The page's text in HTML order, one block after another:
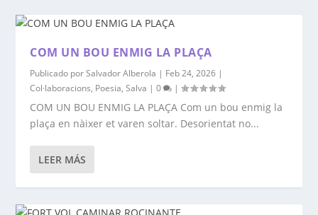
COM UN BOU ENMIG LA PLAÇA
Publicado porSalvador Alberola | Feb 24, 2026 |
Col·laboracions, Poesia,Salva |0 |
COM UN BOU ENMIG LA PLAÇA Com un bou enmig la
plaça en nàixer et varen soltar. Desorientat no...
LEER MÁS